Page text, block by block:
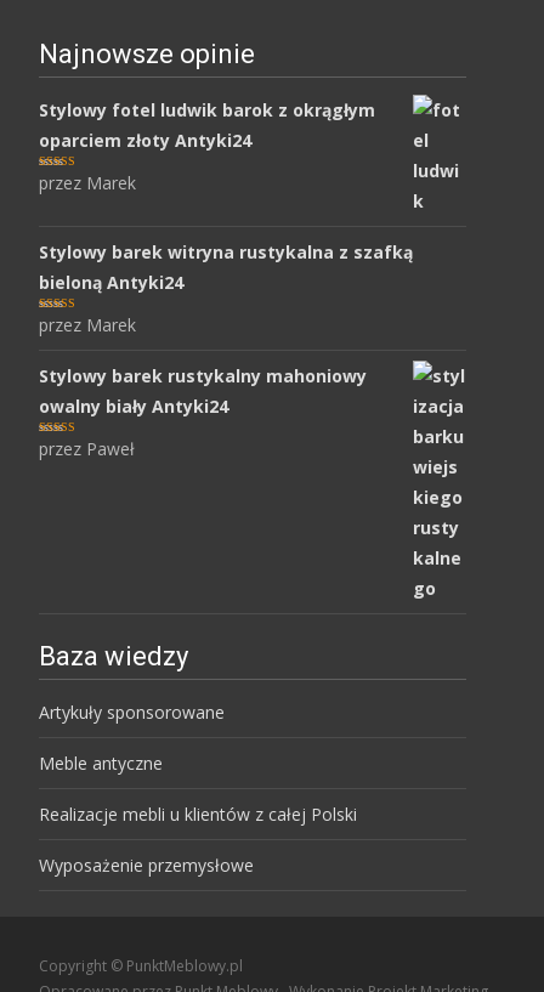
Najnowsze opinie
Stylowy fotel ludwik barok z okrągłym
oparciem złoty Antyki24
Oceniony 5
na 5.
przez Marek
Stylowy barek witryna rustykalna z szafką
bieloną Antyki24
Oceniony 5
na 5.
przez Marek
Stylowy barek rustykalny mahoniowy
owalny biały Antyki24
Oceniony 5
na 5.
przez Paweł
Baza wiedzy
Artykuły sponsorowane
Meble antyczne
Realizacje mebli u klientów z całej Polski
Wyposażenie przemysłowe
Copyright © PunktMeblowy.pl